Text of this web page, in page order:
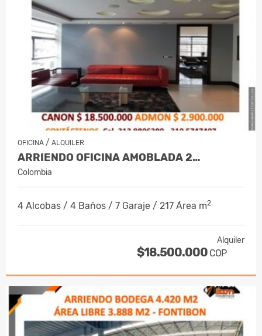
OFICINA / ALQUILER
ARRIENDO OFICINA AMOBLADA 2…
Colombia
4 Alcobas / 4 Baños / 7 Garaje / 217 Área m2
Alquiler
$18.500.000 COP